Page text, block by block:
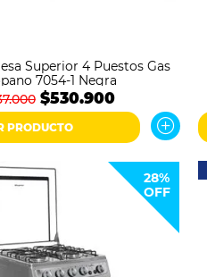
Superior 4 Puestos Gas
7054-1 Negra
$530.900
PRODUCTO
28%
OFF